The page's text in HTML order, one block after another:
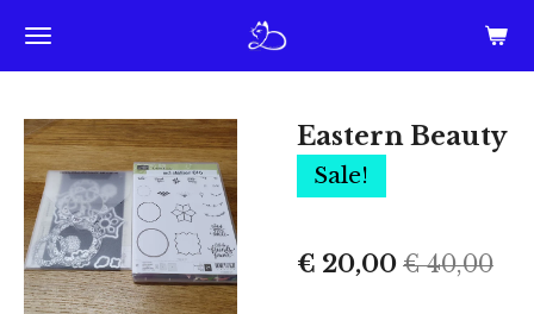
Ga
direct
de
hoofdinhoud
Eastern Beauty
Sale!
€ 20,00 € 40,00